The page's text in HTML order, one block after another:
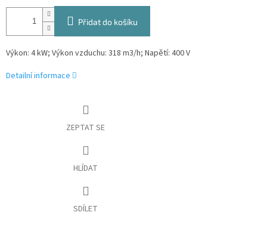
cena:
Přidat do košíku
Výkon: 4 kW; Výkon vzduchu: 318 m3/h; Napětí: 400 V
Detailní informace
ZEPTAT SE
HLÍDAT
SDÍLET